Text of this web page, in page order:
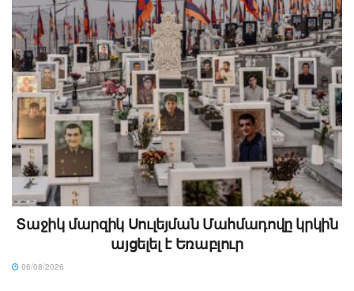
Տաջիկ մարզիկ Սուլեյման Մահմադովը կրկին
այցելել է Եռաբլուր
06/08/2026